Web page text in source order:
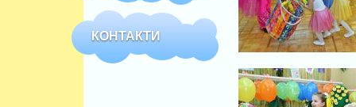
КОНТАКТИ